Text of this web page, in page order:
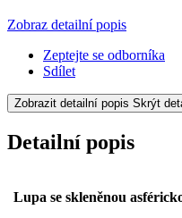
Zobraz detailní popis
Zeptejte se odborníka
Sdílet
Zobrazit detailní popis Skrýt
Detailní popis
Lupa se skleněnou